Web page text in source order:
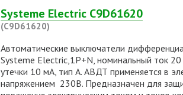
Systeme Electric C9D61620
(C9D61620)
Автоматические выключатели
Systeme Electric,1P+N, номинальный ток 20
утечки 10 мА, тип А. АВДТ применяется в
напряжением 230В. Предназначен для